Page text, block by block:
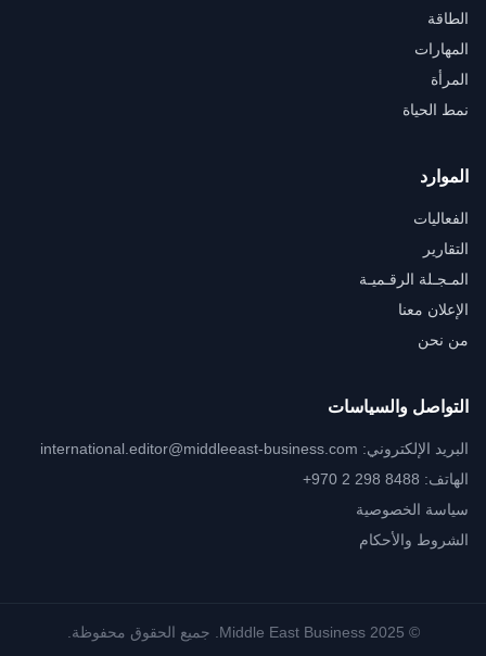
الطاقة
المهارات
المرأة
نمط الحياة
الموارد
الفعاليات
التقارير
المـجـلة الرقـميـة
الإعلان معنا
من نحن
التواصل والسياسات
البريد الإلكتروني: international.editor@middleeast-business.com
الهاتف: ‎+970 2 298 8488
سياسة الخصوصية
الشروط والأحكام
© 2025 Middle East Business. جميع الحقوق محفوظة.